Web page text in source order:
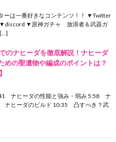
ーは一番好きなコンテンツ！！ ▼Twitter
▼原神ガチャ 放浪者＆武器ガ
のナヒーダを徹底解説！ナヒーダ
めの聖遺物や編成のポイントは？
ナヒーダの性能と強み・弱み 5:58 ナ
ナヒーダのビルド 10:35 凸すべき？武